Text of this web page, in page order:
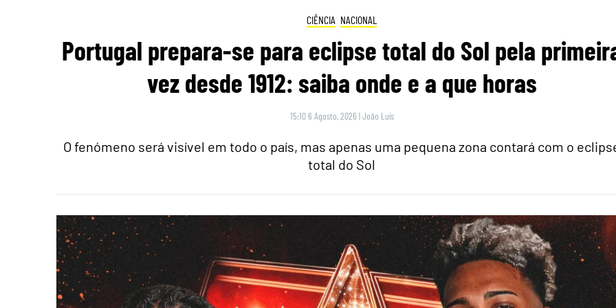
CIÊNCIA NACIONAL
Portugal prepara-se para eclipse total do Sol pela
vez desde 1912: saiba onde e a que horas
15:10 6 Agosto, 2026 |João Luís
O fenómeno será visível em todo o país, mas apenas uma pequena zona contará com o
total do Sol